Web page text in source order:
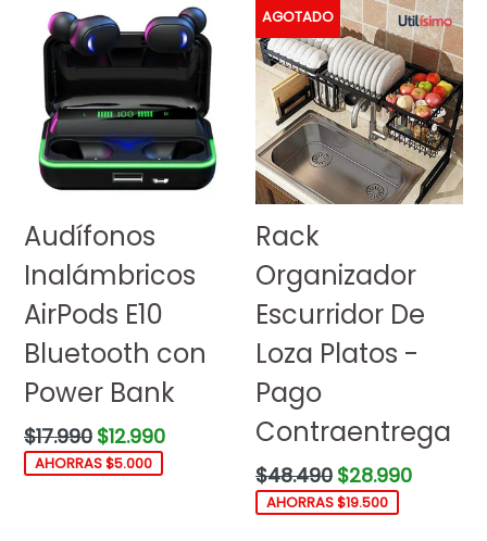
Audífonos
Inalámbricos
AirPods E10
Bluetooth con
Power Bank
Precio
habitual
$17.990 $12.990
AHORRAS $5.000
AGOTADO
Rack
Organizador
Escurridor De
Loza Platos -
Pago
Contraentrega
Precio
habitual
$48.490 $28.990
AHORRAS $19.500